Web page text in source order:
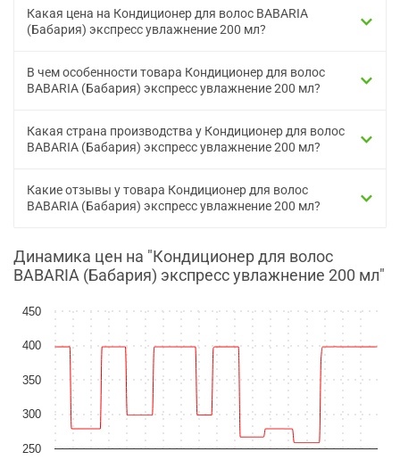
Какая цена на Кондиционер для волос BABARIA
(Бабария) экспресс увлажнение 200 мл?
В чем особенности товара Кондиционер для волос
BABARIA (Бабария) экспресс увлажнение 200 мл?
Какая страна производства у Кондиционер для волос
BABARIA (Бабария) экспресс увлажнение 200 мл?
Какие отзывы у товара Кондиционер для волос
BABARIA (Бабария) экспресс увлажнение 200 мл?
Динамика цен на "Кондиционер для волос
BABARIA (Бабария) экспресс увлажнение 200 мл"
250
300
350
400
450